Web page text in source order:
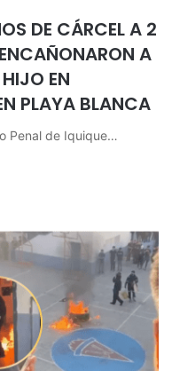
DE CÁRCEL A 2
A
EN
PLAYA BLANCA
Penal de Iquique…